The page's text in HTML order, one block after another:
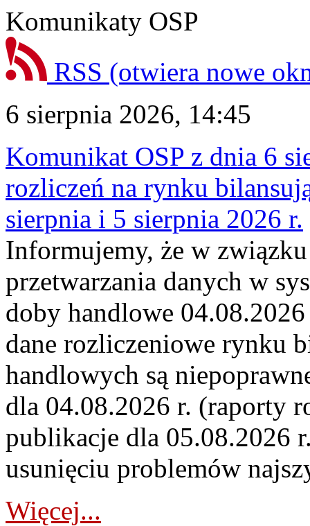
Komunikaty OSP
RSS (otwiera nowe
6 sierpnia 2026, 14:45
Komunikat OSP z dnia 6
rozliczeń na rynku
sierpnia i 5 sierpnia 2026 r.
Informujemy, że w
przetwarzania danych w
doby handlowe
dane rozliczeniowe rynku
handlowych są
dla 04.08.2026 r. (raporty
publikacje dla 05.08.2026
usunięciu problemów
Więcej...